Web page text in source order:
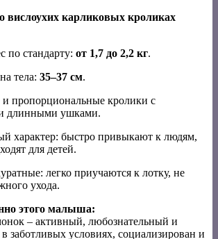
вислоухих карликовых кроликах
по стандарту: от 1,7 до 2,2 кг.
тела: 35–37 см.
пропорциональные кролики с
длинными ушками.
характер: быстро привыкают к людям,
для детей.
легко приучаются к лотку, не
ухода.
этого малыша:
– активный, любознательный и
заботливых условиях, социализирован и